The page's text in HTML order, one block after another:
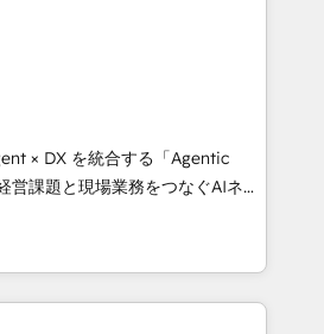
workflows that drive adoption
What we do ➤
with workflows built
not a template. ➤ Migration:
CRM. Zero downtime, full data
Sales, marketing, and
➤ AI and Integrations: Layer
× DX を統合する「Agentic
ーとして、HubSpot Eliteの実装
します。 💡 100inc は何
を共通基盤に、AIエージェン
ロント業務（マーケティング・営